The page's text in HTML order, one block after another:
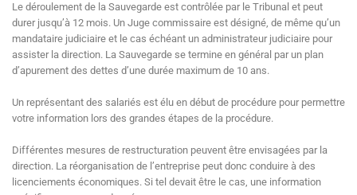
Le déroulement de la Sauvegarde est contrôlée par le Tribunal et peut
durer jusqu’à 12 mois. Un Juge commissaire est désigné, de même qu’un
mandataire judiciaire et le cas échéant un administrateur judiciaire pour
assister la direction. La Sauvegarde se termine en général par un plan
d’apurement des dettes d’une durée maximum de 10 ans.
Un représentant des salariés est élu en début de procédure pour permettre
votre information lors des grandes étapes de la procédure.
Différentes mesures de restructuration peuvent être envisagées par la
direction. La réorganisation de l’entreprise peut donc conduire à des
licenciements économiques. Si tel devait être le cas, une information